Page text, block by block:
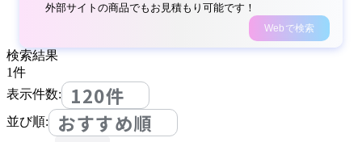
外部サイトの商品でもお見積もり可能です！
Webで検索
検索結果
1件
表示件数:
120件
並び順: おすすめ順